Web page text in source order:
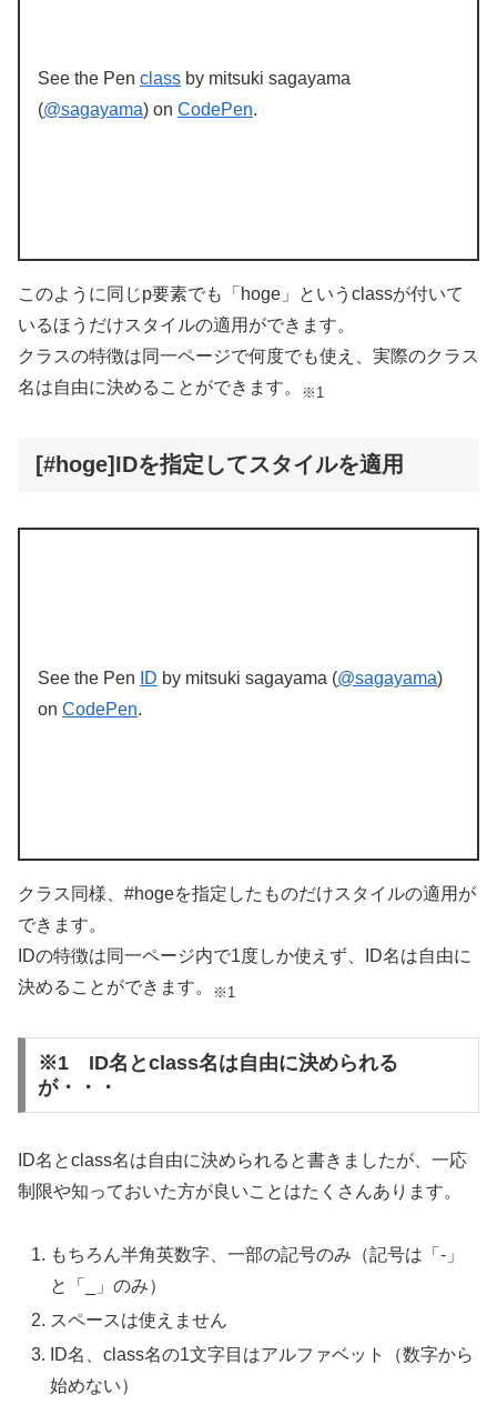
See the Pen class by mitsuki sagayama
(@sagayama) on CodePen.
このように同じp要素でも「hoge」というclassが付いて
いるほうだけスタイルの適用ができます。
クラスの特徴は同一ページで何度でも使え、実際のクラス
名は自由に決めることができます。
※1
[#hoge]IDを指定してスタイルを適用
See the Pen ID by mitsuki sagayama (@sagayama)
on CodePen.
クラス同様、#hogeを指定したものだけスタイルの適用が
できます。
IDの特徴は同一ページ内で1度しか使えず、ID名は自由に
決めることができます。
※1
※1 ID名とclass名は自由に決められる
が・・・
ID名とclass名は自由に決められると書きましたが、一応
制限や知っておいた方が良いことはたくさんあります。
もちろん半角英数字、一部の記号のみ（記号は「-」
と「_」のみ）
スペースは使えません
ID名、class名の1文字目はアルファベット（数字から
始めない）